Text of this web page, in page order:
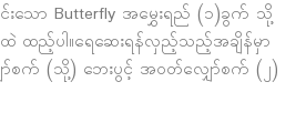
င်းသော Butterfly အမွှေးရည် (၁)ခွက် သို့
ထည့်ပါ။ရေဆေးရန်လှည့်သည့်အချိန်မှာ
စက် (သို့) ဘေးပွင့် အဝတ်လျှော်စက် (၂)